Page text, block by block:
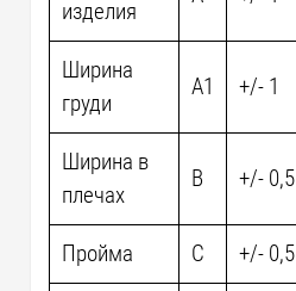
изделия
Ширина
груди
A1 +/- 1
Ширина в
плечах
B +/- 0,5
Пройма C +/- 0,5